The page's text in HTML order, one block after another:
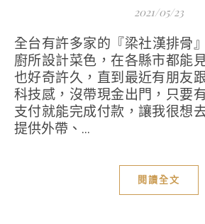
2021/05/23
全台有許多家的『梁社漢排骨』，由兩岸十大名
廚所設計菜色，在各縣市都能
也好奇許久，直到最近有朋友
科技感，沒帶現金出門，只要
支付就能完成付款，讓我很想
提供外帶、...
閱讀全文